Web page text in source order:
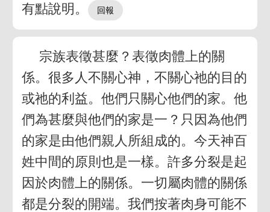
有點說明。
宗族表徵甚麼？表徵肉體上的關
係。很多人不關心神，不關心祂的目的
或祂的利益。他們只關心他們的家。他
們為甚麼與他們的家是一？只因為他們
的家是由他們親人所組成的。今天神百
姓中間的原則也是一樣。許多分裂是起
因於肉體上的關係。一切屬肉體的關係
都是分裂的開端。我們按著肉身可能不